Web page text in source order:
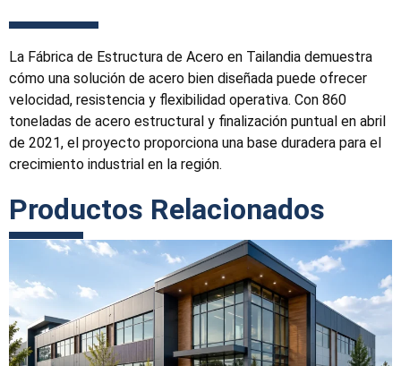
La Fábrica de Estructura de Acero en Tailandia demuestra
cómo una solución de acero bien diseñada puede ofrecer
velocidad, resistencia y flexibilidad operativa. Con 860
toneladas de acero estructural y finalización puntual en abril
de 2021, el proyecto proporciona una base duradera para el
crecimiento industrial en la región.
Productos Relacionados